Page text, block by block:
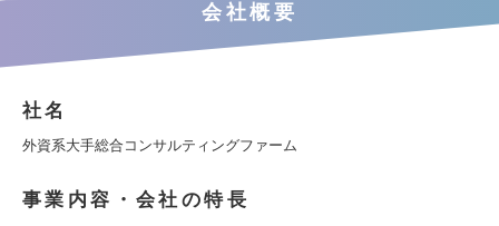
会社概要
社名
外資系大手総合コンサルティングファーム
事業内容・会社の特長